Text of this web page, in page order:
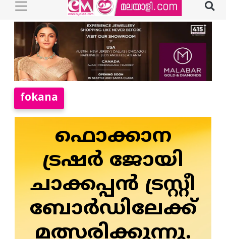
fokana
ഫൊക്കാന
ട്രഷര്‍ ജോയി
ചാക്കപ്പന്‍ ട്രസ്റ്റീ
ബോര്‍ഡിലേക്ക്
മത്സരിക്കുന്നു.